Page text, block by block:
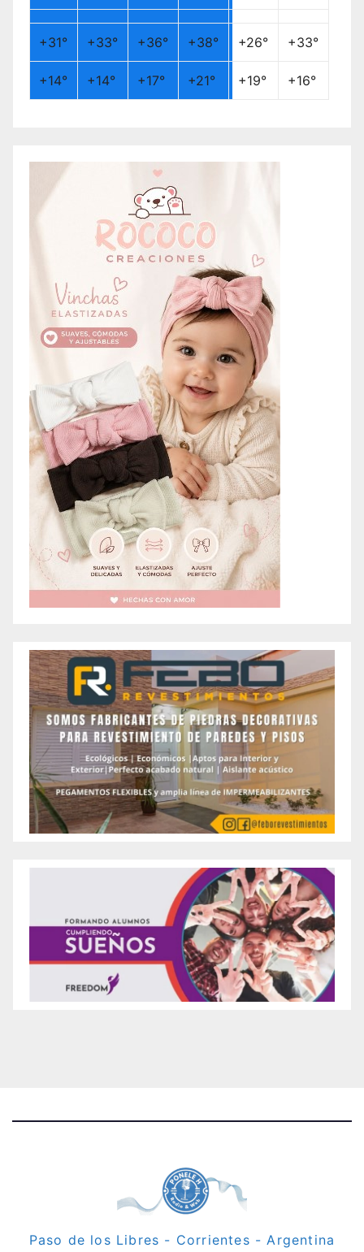
+31° +33° +36° +38° +26° +33°
+14° +14° +17° +21° +19° +16°
Paso de los Libres - Corrientes - Argentina